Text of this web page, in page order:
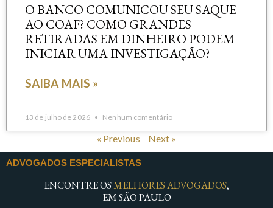
O BANCO COMUNICOU SEU SAQUE
AO COAF? COMO GRANDES
RETIRADAS EM DINHEIRO PODEM
INICIAR UMA INVESTIGAÇÃO?
SAIBA MAIS »
13 de julho de 2026 Nenhum comentário
« Previous Next »
ADVOGADOS ESPECIALISTAS
ENCONTRE OSMELHORES ADVOGADOS,
EM SÃO PAULO